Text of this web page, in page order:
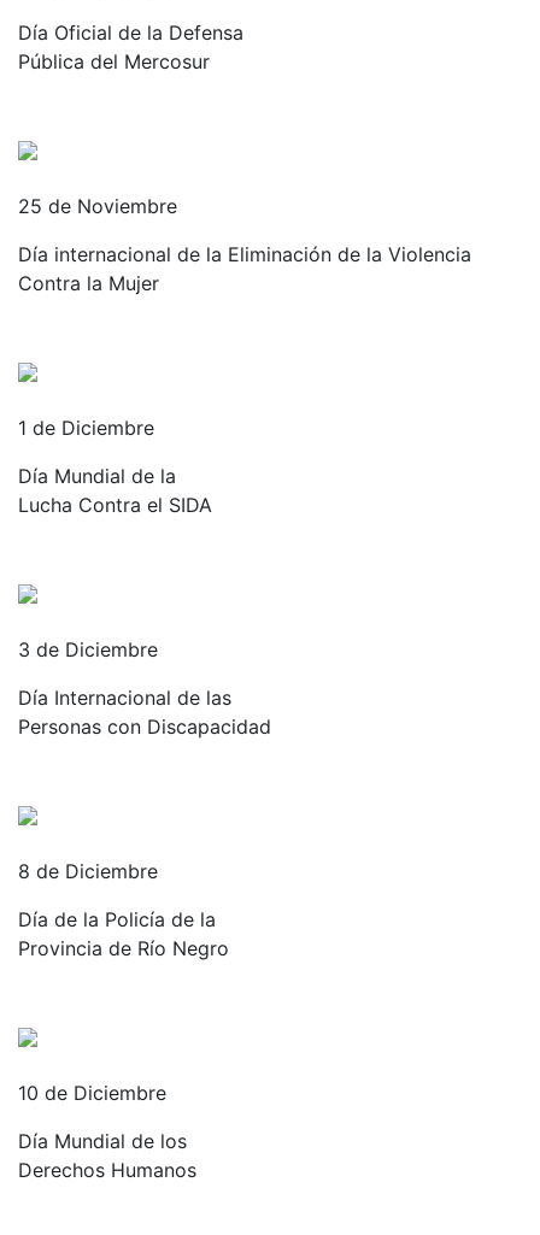
Día Oficial de la Defensa
Pública del Mercosur
25 de Noviembre
Día internacional de la Eliminación de la Violencia
Contra la Mujer
1 de Diciembre
Día Mundial de la
Lucha Contra el SIDA
3 de Diciembre
Día Internacional de las
Personas con Discapacidad
8 de Diciembre
Día de la Policía de la
Provincia de Río Negro
10 de Diciembre
Día Mundial de los
Derechos Humanos